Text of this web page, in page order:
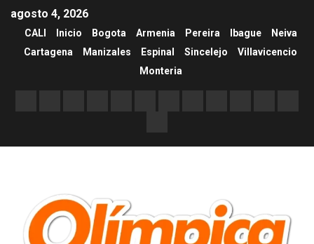
agosto 4, 2026
CALI Inicio Bogota Armenia Pereira Ibague
Neiva
Cartagena
Manizales Espinal Sincelejo
Villavicencio
Monteria